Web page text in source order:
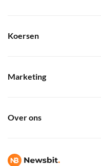
Koersen
Marketing
Over ons